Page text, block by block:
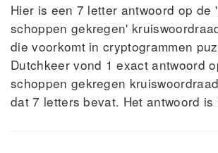
Hier is een 7 letter antwoord op de
schoppen gekregen'
die voorkomt in cryptogrammen
Dutchkeer vond 1 exact antwoord
schoppen gekregen
dat 7 letters bevat. Het antwoord is